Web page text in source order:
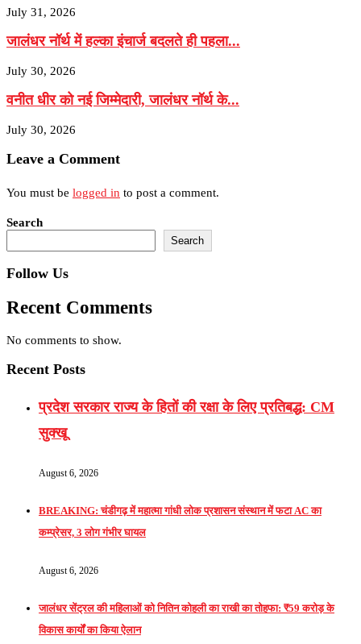
July 31, 2026
जालंधर नॉर्थ में हल्का इंचार्ज बदलते ही पहला...
July 30, 2026
वनीत धीर को नई जिम्मेदारी, जालंधर नॉर्थ के...
July 30, 2026
Leave a Comment
You must be logged in to post a comment.
Search
Search
Follow Us
Recent Comments
No comments to show.
Recent Posts
प्रदेश सरकार राज्य के हितों की रक्षा के लिए प्रतिबद्ध: CM
सुक्खू
August 6, 2026
BREAKING: चंडीगढ़ में महात्मा गांधी लोक प्रशासन संस्थान में फटा AC का
कम्प्रेसर, 3 लोग गंभीर घायल
August 6, 2026
जालंधर सेंट्रल की महिलाओं को नितिन कोहली का राखी का तोहफा: ₹59 करोड़ के
विकास कार्यों का किया ऐलान